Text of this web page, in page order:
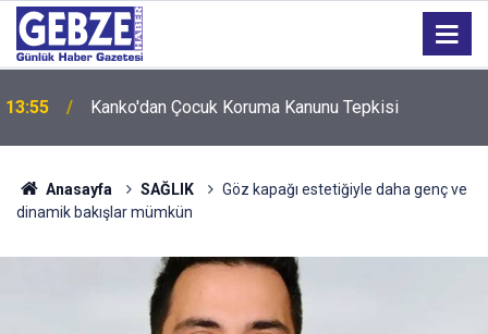
13:55 Kanko'dan Çocuk Koruma Kanunu Tepkisi
12:55 İzmit 95 Ebeveyn Buluşmaları başlıyor
Anasayfa SAĞLIK
Göz kapağı estetiğiyle daha genç ve
dinamik bakışlar mümkün